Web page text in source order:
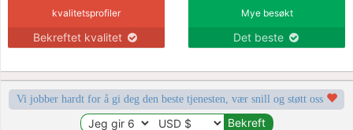
kvalitetsprofiler
Bekreftet kvalitet
Mye besøkt
Det beste
Vi jobber hardt for å gi deg den beste tjenesten, vær snill og støtt oss